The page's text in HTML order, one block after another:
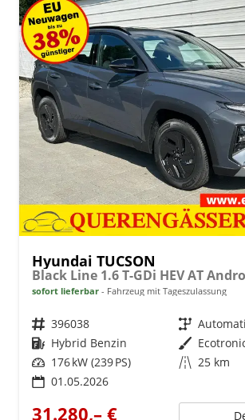
Hyundai TUCSON
sofort lieferbar Fahrzeug mit Tageszulassung
Fahrzeugnr. 396038 Getriebe
Kraftstoff Hybrid Benzin Außenfarbe
Leistung 176 kW (239 PS) Kilometerstand 25 km
01.05.2026
31.280,– €